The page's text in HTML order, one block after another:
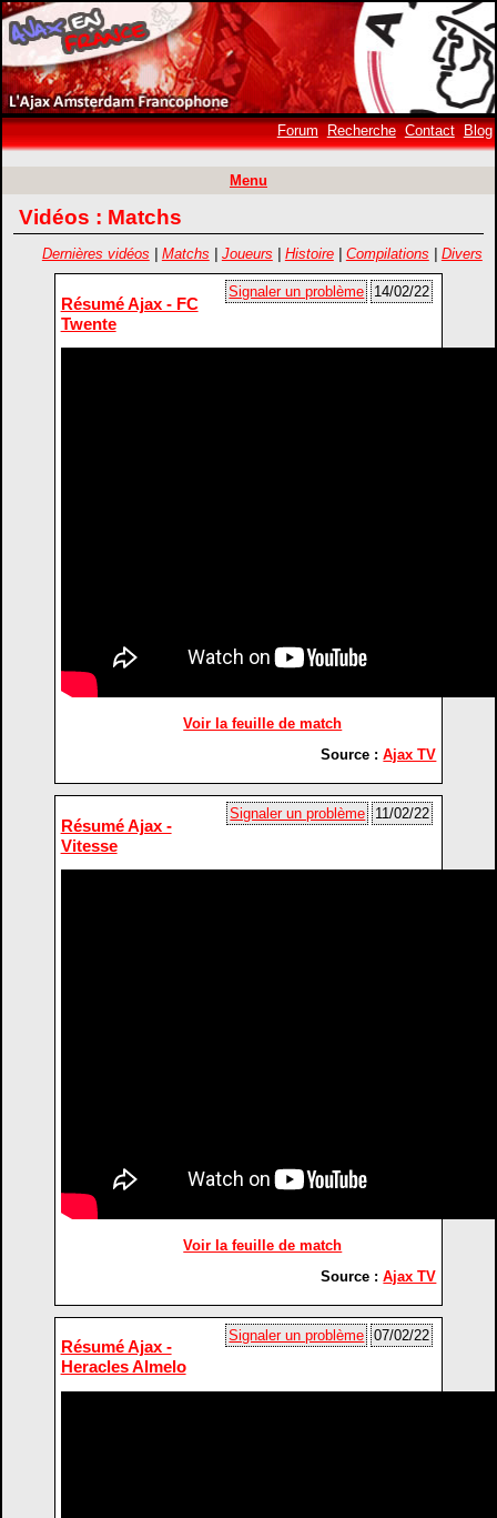
Forum Recherche Contact Blog
Menu
Vidéos : Matchs
Dernières vidéos Matchs Joueurs Histoire| Compilations Divers
14/02/22
Signaler un problème
Résumé Ajax - FC
Twente
Voir la feuille de match
Source :Ajax TV
11/02/22
Signaler un problème
Résumé Ajax -
Vitesse
Voir la feuille de match
Source :Ajax TV
07/02/22
Signaler un problème
Résumé Ajax -
Heracles Almelo